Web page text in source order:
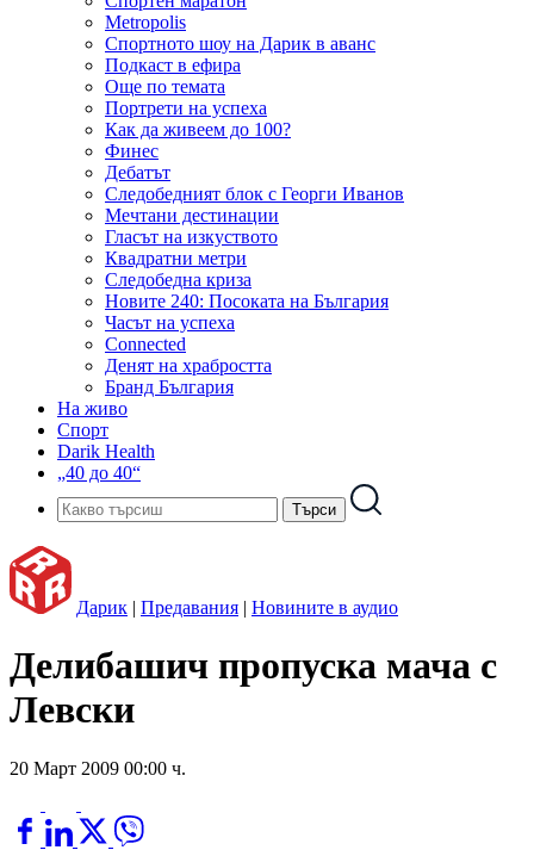
Metropolis
Спортното шоу на Дарик в аванс
Подкаст в ефира
Още по темата
Портрети на успеха
Как да живеем до 100?
Финес
Дебатът
Следобедният блок с Георги Иванов
Мечтани дестинации
Гласът на изкуството
Квадратни метри
Следобедна криза
Новите 240: Посоката на България
Часът на успеха
Connected
Денят на храбростта
Бранд България
На живо
Спорт
Darik Health
„40 до 40“
Дарик | Предавания | Новините в аудио
Делибашич пропуска мача с
Левски
20 Март 2009 00:00 ч.